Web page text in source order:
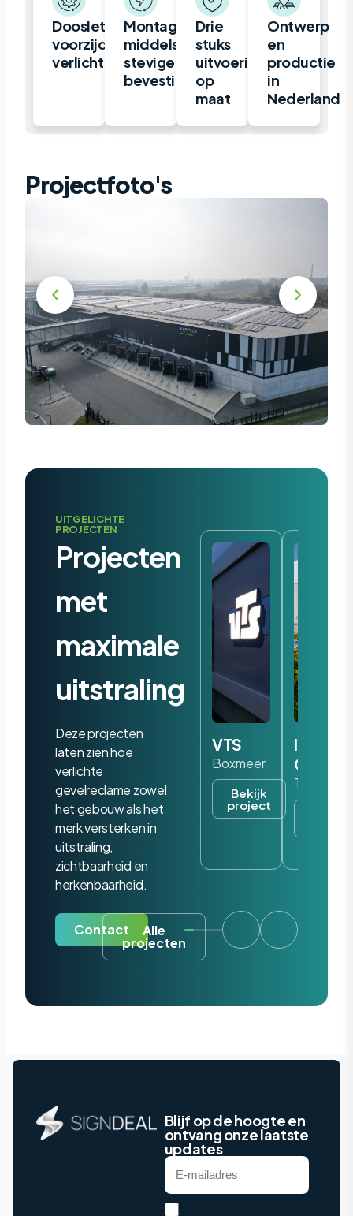
Doosletter,
voorzijde
verlicht
Montage
middels
stevige
bevestigingsrails
Drie
stuks
uitvoeringen
op
maat
Ontwerp
en
productie
in
Nederland
Projectfoto's
UITGELICHTE
PROJECTEN
Projecten
met
maximale
uitstraling
Deze projecten
laten zien hoe
verlichte
gevelreclame zowel
het gebouw als het
merk versterken in
uitstraling,
zichtbaarheid en
herkenbaarheid.
Contact Alle
projecten
VTS
Boxmeer
Bekijk
project
Iris
Tilburg
Blijf op de hoogte en
ontvang onze laatste
updates